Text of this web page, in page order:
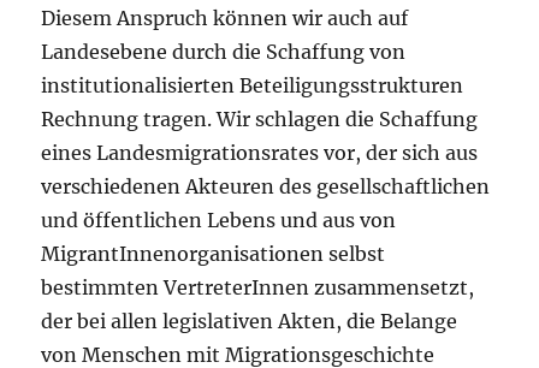
Diesem Anspruch können wir auch auf
Landesebene durch die Schaffung von
institutionalisierten Beteiligungsstrukturen
Rechnung tragen. Wir schlagen die Schaffung
eines Landesmigrationsrates vor, der sich aus
verschiedenen Akteuren des gesellschaftlichen
und öffentlichen Lebens und aus von
MigrantInnenorganisationen selbst
bestimmten VertreterInnen zusammensetzt,
der bei allen legislativen Akten, die Belange
von Menschen mit Migrationsgeschichte